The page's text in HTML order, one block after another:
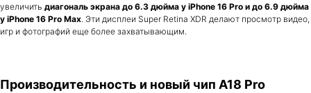
увеличить диагональ экрана до 6.3 дюйма у iPhone 16 Pro и до 6.9 дюйма
у iPhone 16 Pro Max . Эти дисплеи Super Retina XDR делают просмотр видео,
игр и фотографий еще более захватывающим.
Производительность и новый чип A18 Pro